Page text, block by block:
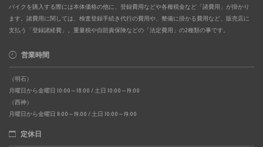
バイクを購入する際には本体価格の他に、登録費用などや各種税金など「諸費用」が掛かり
ます。諸費用に関しては、検査登録手続き代行の費用や、整備に掛かる費用など、販売店に
支払う「登録諸経費」。重量税や自賠責保険などの「法定費用」の2種類の事です。
営業時間
（明石）
月曜日から金曜日 10:00～18:00 / 土日 10:00～19:00
（西神）
月曜日から金曜日 11:00～19:00 / 土日 10:00～19:00
定休日